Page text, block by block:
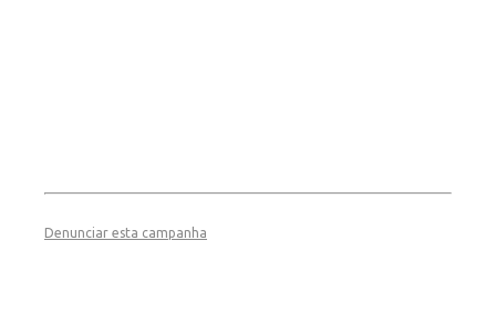
Denunciar esta campanha